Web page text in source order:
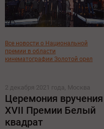
Все новости о Национальной
премии в области
кинематографии Золотой орел
2 декабря 2021 года, Москва
Церемония вручения
XVII Премии Белый
квадрат